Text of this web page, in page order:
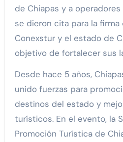
de Chiapas y a
se dieron cita para la
Conexstur y el estado de
objetivo de fortalecer sus
Desde hace 5 años,
unido fuerzas para
destinos del estado y
turísticos. En el evento, la
Promoción Turística de